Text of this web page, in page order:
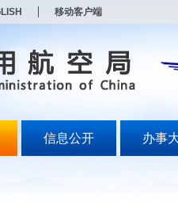
移动客户端
信息公开 办事